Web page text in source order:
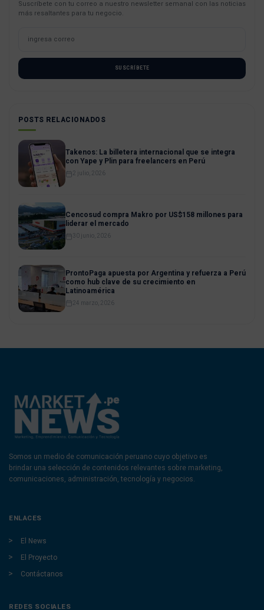
Suscríbete con tu correo a nuestro newsletter semanal con las noticias
más resaltantes para tu negocio.
SUSCRÍBETE
POSTS RELACIONADOS
Takenos: La billetera internacional que se integra
con Yape y Plin para freelancers en Perú
2 julio, 2026
Cencosud compra Makro por US$158 millones para
liderar el mercado
30 junio, 2026
ProntoPaga apuesta por Argentina y refuerza a Perú
como hub clave de su crecimiento en
Latinoamérica
24 marzo, 2026
Somos un medio de comunicación peruano cuyo objetivo es
brindar una selección de contenidos relevantes sobre marketing,
comunicaciones, administración, tecnología y negocios.
ENLACES
El News
El Proyecto
Contáctanos
REDES SOCIALES